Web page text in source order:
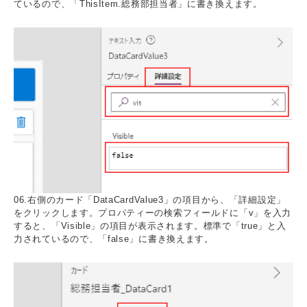
ているので、「ThisItem.総務部担当者」に書き換えます。
06.右側のカード「DataCardValue3」の項目から、「詳細設定」
をクリックします。プロパティーの検索フィールドに「v」を入力
すると、「Visible」の項目が表示されます。標準で「true」と入
力されているので、「false」に書き換えます。